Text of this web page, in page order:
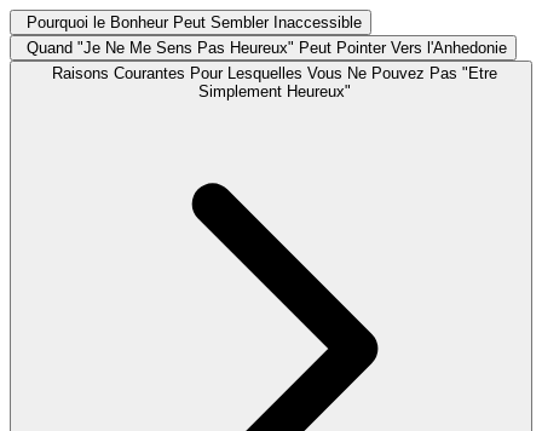
Pourquoi le Bonheur Peut Sembler Inaccessible
Quand "Je Ne Me Sens Pas Heureux" Peut Pointer Vers l'Anhedonie
Raisons Courantes Pour Lesquelles Vous Ne Pouvez Pas "Etre
Simplement Heureux"